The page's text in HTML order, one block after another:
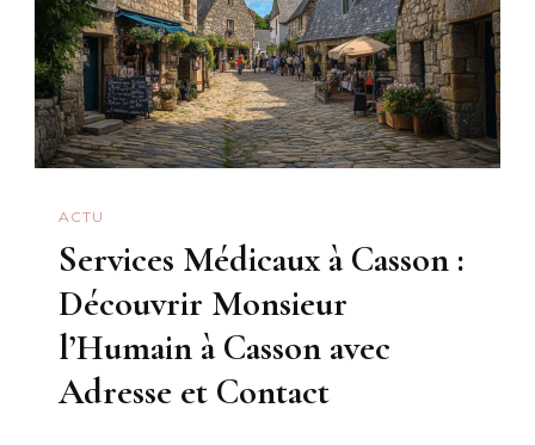
ACTU
Services Médicaux à Casson :
Découvrir Monsieur
l’Humain à Casson avec
Adresse et Contact